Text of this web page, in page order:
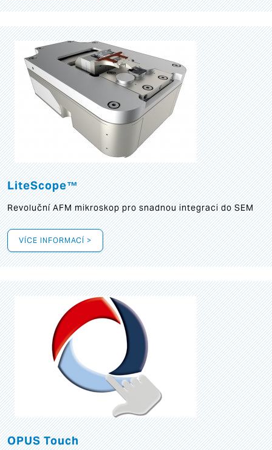
LiteScope™
Revoluční AFM mikroskop pro snadnou integraci do SEM
VÍCE INFORMACÍ >
OPUS Touch